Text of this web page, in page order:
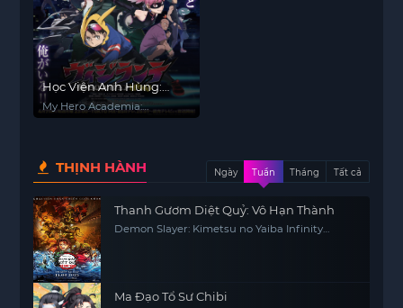
Học Viện Anh Hùng:
Vigilantes
My Hero Academia:
THỊNH HÀNH Ngày Tuần Tháng Tất cả
Thanh Gươm Diệt Quỷ: Vô Hạn Thành
Demon Slayer: Kimetsu no Yaiba Infinity
Ma Đạo Tổ Sư Chibi